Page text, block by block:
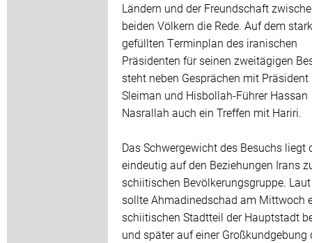
Ländern und der Freundschaft
beiden Völkern die Rede. Auf dem stark
gefüllten Terminplan des iranischen
Präsidenten für seinen zweitägigen
steht neben Gesprächen mit
Sleiman und Hisbollah-Führer Hassan
Nasrallah auch ein Treffen mit Hariri.
Das Schwergewicht des Besuchs liegt
eindeutig auf den Beziehungen Irans
schiitischen Bevölkerungsgruppe.
sollte Ahmadinedschad am Mittwoch
schiitischen Stadtteil der Hauptstadt
und später auf einer Großkundgebung